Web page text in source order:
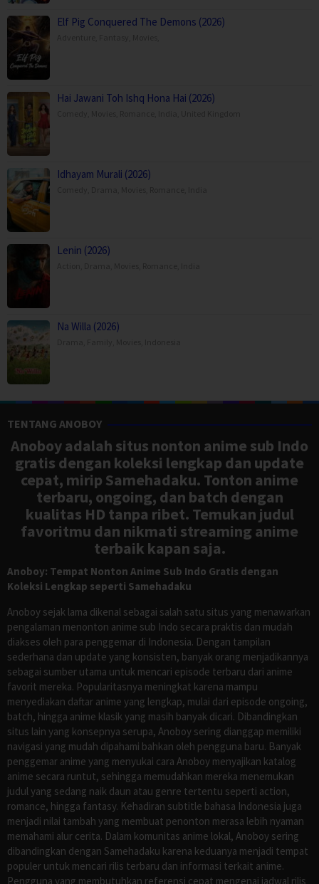
Elf Pig Conquered The Demons (2026)
Hai Jawani Toh Ishq Hona Hai (2026)
Idhayam Murali (2026)
Lenin (2026)
Na Willa (2026)
TENTANG ANOBOY
Anoboy adalah situs nonton anime sub Indo
gratis dengan koleksi lengkap dan update
cepat, mirip Samehadaku. Tonton anime
terbaru, ongoing, dan batch dengan
kualitas HD tanpa ribet. Temukan judul
favoritmu dan nikmati streaming anime
terbaik kapan saja.
Anoboy: Tempat Nonton Anime Sub Indo Gratis dengan
Koleksi Lengkap seperti Samehadaku
Anoboy sejak lama dikenal sebagai salah satu situs yang menawarkan
pengalaman menonton anime sub Indo secara praktis dan mudah
diakses oleh para penggemar di Indonesia. Dengan tampilan
sederhana dan update yang konsisten, banyak orang menjadikannya
sebagai sumber utama untuk mencari episode terbaru dari anime
favorit mereka. Popularitasnya meningkat karena mampu
menyediakan daftar anime yang lengkap, mulai dari episode ongoing,
batch, hingga anime klasik yang masih banyak dicari. Dibandingkan
situs lain yang konsepnya serupa, Anoboy sering dianggap memiliki
navigasi yang mudah dipahami bahkan oleh pengguna baru. Banyak
penggemar anime yang menyukai cara Anoboy menyajikan katalog
anime secara runtut, sehingga memudahkan mereka menemukan
judul yang sedang naik daun atau genre tertentu seperti action,
romance, hingga fantasy. Kehadiran subtitle bahasa Indonesia juga
menjadi nilai tambah yang membuat penonton merasa lebih nyaman
memahami alur cerita. Dalam komunitas anime lokal, Anoboy sering
dibandingkan dengan Samehadaku karena keduanya menjadi tempat
populer untuk mencari rilis terbaru dan informasi terkait anime.
Pengguna yang membutuhkan referensi cepat mengenai jadwal rilis